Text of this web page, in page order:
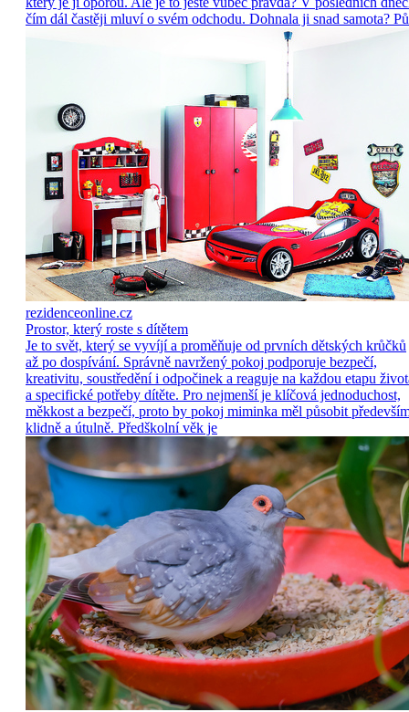
čím dál častěji mluví o svém odchodu. Dohnala ji snad samota?
rezidenceonline.cz
Prostor, který roste s dítětem
Je to svět, který se vyvíjí a proměňuje od prvních dětských krůčků
až po dospívání. Správně navržený pokoj podporuje bezpečí,
kreativitu, soustředění i odpočinek a reaguje na každou etapu
a specifické potřeby dítěte. Pro nejmenší je klíčová jednoduchost,
měkkost a bezpečí, proto by pokoj miminka měl působit
klidně a útulně. Předškolní věk je